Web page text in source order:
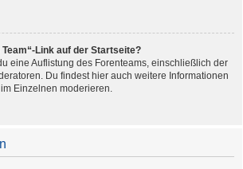
Link auf der Startseite?
eine Auflistung des Forenteams, einschließlich der
Du findest hier auch weitere Informationen
Einzelnen moderieren.